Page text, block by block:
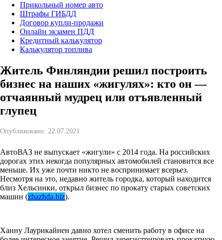
Прикольный номер авто
Штрафы ГИБДД
Договор купли-продажи
Онлайн экзамен ПДД
Кредитный калькулятор
Калькулятор топлива
Житель Финляндии решил построить
бизнес на наших «жигулях»: кто он —
отчаянный мудрец или отъявленный
глупец
Опубликовано: 22.07.2021
АвтоВАЗ не выпускает «жигули» с 2014 года. На российских
дорогах этих некогда популярных автомобилей становится все
меньше. Их уже почти никто не воспринимает всерьез.
Несмотря на это, недавно житель городка, который находится
близ Хельсинки, открыл бизнес по прокату старых советских
машин (zhazhda.biz).
Ханну Лаурикайнен давно хотел сменить работу в офисе на